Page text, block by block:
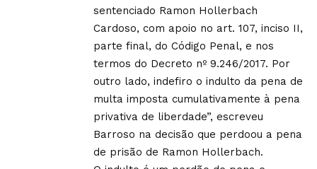
sentenciado Ramon Hollerbach
Cardoso, com apoio no art. 107, inciso II,
parte final, do Código Penal, e nos
termos do Decreto nº 9.246/2017. Por
outro lado, indefiro o indulto da pena de
multa imposta cumulativamente à pena
privativa de liberdade”, escreveu
Barroso na decisão que perdoou a pena
de prisão de Ramon Hollerbach.